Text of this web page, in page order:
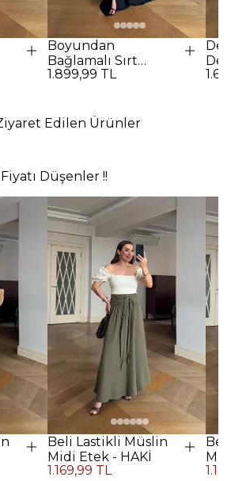
Boyundan
Bağlamalı Sırt
Dekolteli Uzun
1.899,99 TL
Edilen Ürünler
Fiyatı Düşenler !!
Beli Lastikli Müslin
Midi Etek - HAKİ
1.169,99 TL